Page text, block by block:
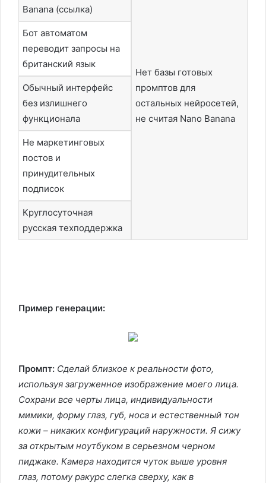
Banana (ссылка)
Нет базы готовых
промптов для
остальных нейросетей,
не считая Nano Banana
Бот автоматом
переводит запросы на
британский язык
Обычный интерфейс
без излишнего
функционала
Не маркетинговых
постов и
принудительных
подписок
Круглосуточная
русская техподдержка
Пример генерации:
Промпт: Сделай близкое к реальности фото,
используя загруженное изображение моего лица.
Сохрани все черты лица, индивидуальности
мимики, форму глаз, губ, носа и естественный тон
кожи – никаких конфигураций наружности. Я сижу
за открытым ноутбуком в серьезном черном
пиджаке. Камера находится чуток выше уровня
глаз, потому ракурс слегка сверху, как в